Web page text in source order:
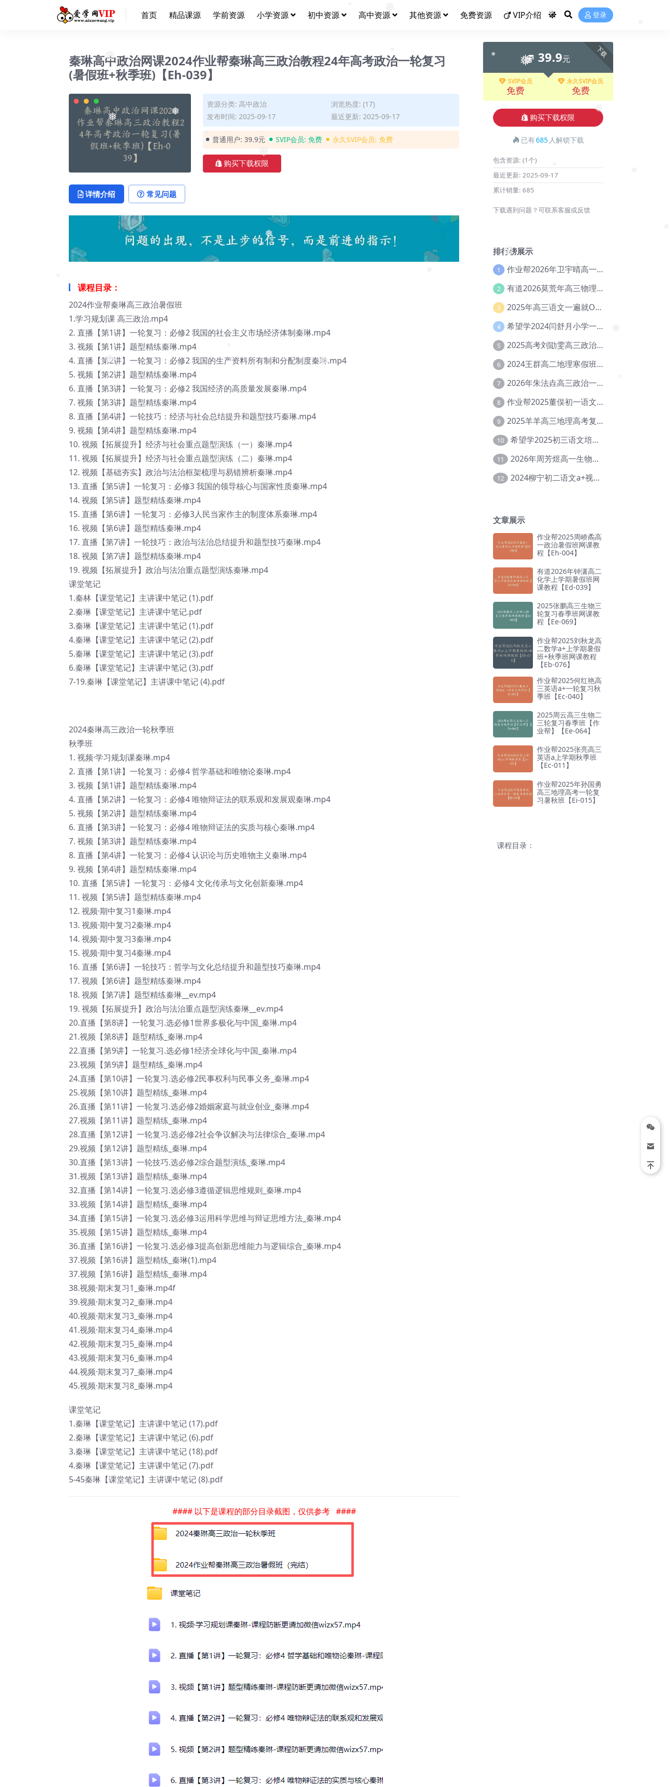
❅
❅
❅
❅
❅
❅
❅
❅
❅
❅
❅ ❅
❅
❅
❅ ❅
首页 精品课源 学前资源 小学资源 初中资源 高中资源 其他资源 免费资源 VIP介绍 登录
秦琳高中政治网课2024作业帮秦琳高三政治教程24年高考政治一轮复习
(暑假班+秋季班)【Eh-039】
资源分类: 高中政治
浏览热度: (17)
发布时间: 2025-09-17
最近更新: 2025-09-17
普通用户: 39.9元 SVIP会员: 免费 永久SVIP会员: 免费
购买下载权限
详情介绍 常见问题
课程目录：
2024作业帮秦琳高三政治暑假班
1.学习规划课 高三政治.mp4
2. 直播【第1讲】一轮复习：必修2 我国的社会主义市场经济体制秦琳.mp4
3. 视频【第1讲】题型精练秦琳.mp4
4. 直播【第2讲】一轮复习：必修2 我国的生产资料所有制和分配制度秦琳.mp4
5. 视频【第2讲】题型精练秦琳.mp4
6. 直播【第3讲】一轮复习：必修2 我国经济的高质量发展秦琳.mp4
7. 视频【第3讲】题型精练秦琳.mp4
8. 直播【第4讲】一轮技巧：经济与社会总结提升和题型技巧秦琳.mp4
9. 视频【第4讲】题型精练秦琳.mp4
10. 视频【拓展提升】经济与社会重点题型演练（一）秦琳.mp4
11. 视频【拓展提升】经济与社会重点题型演练（二）秦琳.mp4
12. 视频【基础夯实】政治与法治框架梳理与易错辨析秦琳.mp4
13. 直播【第5讲】一轮复习：必修3 我国的领导核心与国家性质秦琳.mp4
14. 视频【第5讲】题型精练秦琳.mp4
15. 直播【第6讲】一轮复习：必修3人民当家作主的制度体系秦琳.mp4
16. 视频【第6讲】题型精练秦琳.mp4
17. 直播【第7讲】一轮技巧：政治与法治总结提升和题型技巧秦琳.mp4
18. 视频【第7讲】题型精练秦琳.mp4
19. 视频【拓展提升】政治与法治重点题型演练秦琳.mp4
课堂笔记
1.秦林【课堂笔记】主讲课中笔记 (1).pdf
2.秦琳【课堂笔记】主讲课中笔记.pdf
3.秦琳【课堂笔记】主讲课中笔记 (1).pdf
4.秦琳【课堂笔记】主讲课中笔记 (2).pdf
5.秦琳【课堂笔记】主讲课中笔记 (3).pdf
6.秦琳【课堂笔记】主讲课中笔记 (3).pdf
7-19.秦琳【课堂笔记】主讲课中笔记 (4).pdf
2024秦琳高三政治一轮秋季班
秋季班
1. 视频·学习规划课秦琳.mp4
2. 直播【第1讲】一轮复习：必修4 哲学基础和唯物论秦琳.mp4
3. 视频【第1讲】题型精练秦琳.mp4
4. 直播【第2讲】一轮复习：必修4 唯物辩证法的联系观和发展观秦琳.mp4
5. 视频【第2讲】题型精练秦琳.mp4
6. 直播【第3讲】一轮复习：必修4 唯物辩证法的实质与核心秦琳.mp4
7. 视频【第3讲】题型精练秦琳.mp4
8. 直播【第4讲】一轮复习：必修4 认识论与历史唯物主义秦琳.mp4
9. 视频【第4讲】题型精练秦琳.mp4
10. 直播【第5讲】一轮复习：必修4 文化传承与文化创新秦琳.mp4
11. 视频【第5讲】题型精练秦琳.mp4
12. 视频·期中复习1秦琳.mp4
13. 视频·期中复习2秦琳.mp4
14. 视频·期中复习3秦琳.mp4
15. 视频·期中复习4秦琳.mp4
16. 直播【第6讲】一轮技巧：哲学与文化总结提升和题型技巧秦琳.mp4
17. 视频【第6讲】题型精练秦琳.mp4
18. 视频【第7讲】题型精练秦琳__ev.mp4
19. 视频【拓展提升】政治与法治重点题型演练秦琳__ev.mp4
20.直播【第8讲】一轮复习.选必修1世界多极化与中国_秦琳.mp4
21.视频【第8讲】题型精练_秦琳.mp4
22.直播【第9讲】一轮复习.选必修1经济全球化与中国_秦琳.mp4
23.视频【第9讲】题型精练_秦琳.mp4
24.直播【第10讲】一轮复习.选必修2民事权利与民事义务_秦琳.mp4
25.视频【第10讲】题型精练_秦琳.mp4
26.直播【第11讲】一轮复习.选必修2婚姻家庭与就业创业_秦琳.mp4
27.视频【第11讲】题型精练_秦琳.mp4
28.直播【第12讲】一轮复习.选必修2社会争议解决与法律综合_秦琳.mp4
29.视频【第12讲】题型精练_秦琳.mp4
30.直播【第13讲】一轮技巧.选必修2综合题型演练_秦琳.mp4
31.视频【第13讲】题型精练_秦琳.mp4
32.直播【第14讲】一轮复习.选必修3遵循逻辑思维规则_秦琳.mp4
33.视频【第14讲】题型精练_秦琳.mp4
34.直播【第15讲】一轮复习.选必修3运用科学思维与辩证思维方法_秦琳.mp4
35.视频【第15讲】题型精练_秦琳.mp4
36.直播【第16讲】一轮复习.选必修3提高创新思维能力与逻辑综合_秦琳.mp4
37.视频【第16讲】题型精练_秦琳(1).mp4
37.视频【第16讲】题型精练_秦琳.mp4
38.视频·期末复习1_秦琳.mp4f
39.视频·期末复习2_秦琳.mp4
40.视频·期末复习3_秦琳.mp4
41.视频·期末复习4_秦琳.mp4
42.视频·期末复习5_秦琳.mp4
43.视频·期末复习6_秦琳.mp4
44.视频·期末复习7_秦琳.mp4
45.视频·期末复习8_秦琳.mp4
课堂笔记
1.秦琳【课堂笔记】主讲课中笔记 (17).pdf
2.秦琳【课堂笔记】主讲课中笔记 (6).pdf
3.秦琳【课堂笔记】主讲课中笔记 (18).pdf
4.秦琳【课堂笔记】主讲课中笔记 (7).pdf
5-45秦琳【课堂笔记】主讲课中笔记 (8).pdf
#### 以下是课程的部分目录截图，仅供参考 ####
下载
39.9元
SVIP会员
免费
永久SVIP会员
免费
购买下载权限
已有685 人解锁下载
包含资源: (1个)
最近更新: 2025-09-17
累计销量: 685
下载遇到问题？可联系客服或反馈
排行榜展示
1 作业帮2026年卫宇晴高一英语s上学期暑假班【冲顶班】【Ec-003】
2 有道2026莫荒年高三物理一轮复习暑假班网课教程【Ef-044】
3 2025年高三语文一遍就OK高中语文体系课【Ea-028】
4 希望学2024闫舒月小学一年级英语视频教程+讲义【Cc-004】
5 2025高考刘勖雯高三政治三轮复习网课教程【Eh-061】
6 2024王群高二地理寒假班教程【Ei-075】
7 2026年朱法垚高三政治一轮复习暑假班【Eh-041】
8 作业帮2025董俣初一语文培训班秋上A+班【Da-038】
9 2025羊羊高三地理高考复习视频教程+讲义【Ei-051】
10 希望学2025初三语文培训班秋上A+班（秋上·全国版·A+）【Da-031】
11 2026年周芳煜高一生物上学期网课教程【Ee-056】
12 2024柳宁初二语文a+视频教程+课堂笔记+讲义（暑假班+秋季班）【Da-003】
文章展示
作业帮2025周峤矞高
一政治暑假班网课教
程【Eh-004】
有道2026年钟潇高二
化学上学期暑假班网
课教程【Ed-039】
2025张鹏高三生物三
轮复习春季班网课教
程【Ee-069】
作业帮2025刘秋龙高
二数学a+上学期暑假
班+秋季班网课教程
【Eb-076】
作业帮2025何红艳高
三英语a+一轮复习秋
季班【Ec-040】
2025周云高三生物二
三轮复习春季班【作
业帮】【Ee-064】
作业帮2025张亮高三
英语a上学期秋季班
【Ec-011】
作业帮2025年孙国勇
高三地理高考一轮复
习暑秋班【Ei-015】
课程目录：